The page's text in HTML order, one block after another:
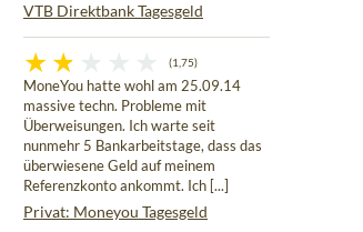
VTB Direktbank Tagesgeld
(1,75)
MoneYou hatte wohl am 25.09.14
massive techn. Probleme mit
Überweisungen. Ich warte seit
nunmehr 5 Bankarbeitstage, dass das
überwiesene Geld auf meinem
Referenzkonto ankommt. Ich [...]
Privat: Moneyou Tagesgeld